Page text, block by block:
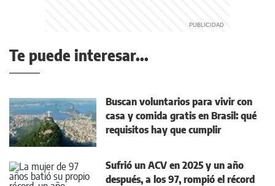
Te puede interesar...
Buscan voluntarios para vivir con
casa y comida gratis en Brasil: qué
requisitos hay que cumplir
Sufrió un ACV en 2025 y un año
después, a los 97, rompió el récord